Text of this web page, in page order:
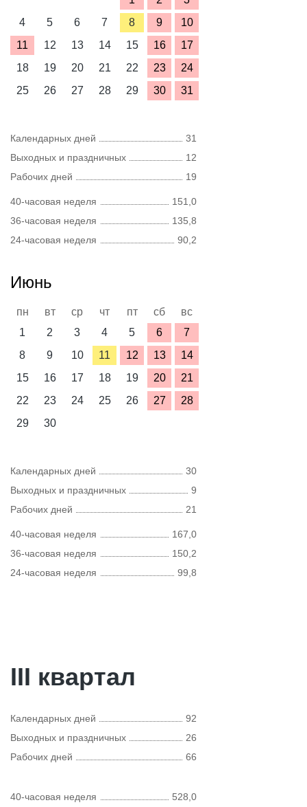
4
5 6 7 8 9
10
11
12 13 14 15 16
17
18
19 20 21 22 23
24
25
26 27 28 29 30 31
Календарных дней
31
Выходных и праздничных
12
Рабочих дней
19
40-часовая неделя
151,0
36-часовая неделя
135,8
24-часовая неделя
90,2
Июнь
пн вт ср чт пт сб
вс
1
2 3 4 5 6
7
8
9 10 11 12 13
14
15
16 17 18 19 20
21
22
23 24 25 26 27
28
29
30
Календарных дней
30
Выходных и праздничных
9
Рабочих дней
21
40-часовая неделя
167,0
36-часовая неделя
150,2
24-часовая неделя
99,8
III квартал
Календарных дней
92
Выходных и праздничных
26
Рабочих дней
66
40-часовая неделя 528,0